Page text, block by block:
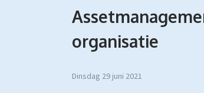
organisatie
dinsdag 29 juni 2021